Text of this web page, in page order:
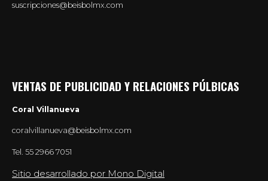
suscripciones@beisbolmx.com
VENTAS DE PUBLICIDAD Y RELACIONES PÚLBICAS
Coral Villanueva
coralvillanueva@beisbolmx.com
Tel. 55 2966 7051
Sitio desarrollado por Mono Digital